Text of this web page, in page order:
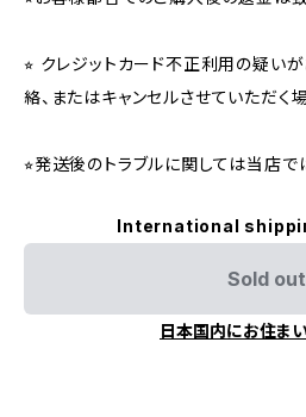
⭐︎ クレジットカード不正利用の疑い
絡、またはキャンセルさせていただく
⭐︎発送後のトラブルに関しては当店で
International
Sold out
日本国内にお住ま